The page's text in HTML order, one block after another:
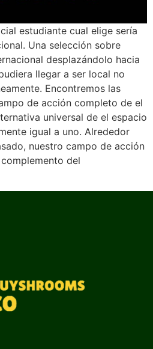
estudiante cual elige serí­a
Una selección sobre
desplazándolo hacia
llegar a ser local no
Encontremos las
de acción completo de el
universal de el espacio
igual a uno. Alrededor
nuestro campo de acción
del